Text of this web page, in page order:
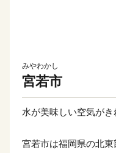
みやわかし
宮若市
水が美味しい空気が
宮若市は福岡県の北